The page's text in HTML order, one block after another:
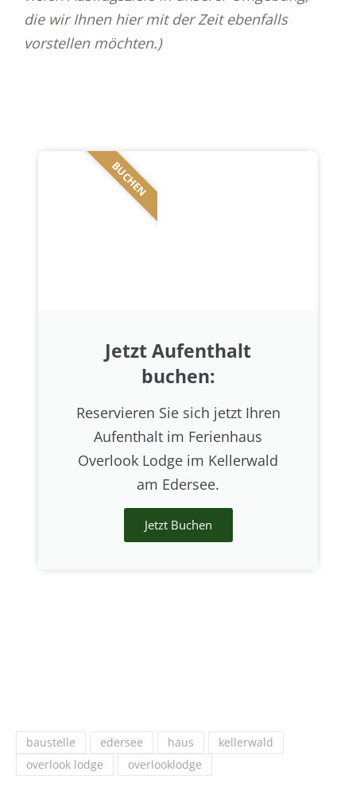
die wir Ihnen hier mit der Zeit ebenfalls
vorstellen möchten.)
Jetzt Aufenthalt
buchen:
Reservieren Sie sich jetzt Ihren
Aufenthalt im Ferienhaus
Overlook Lodge im Kellerwald
am Edersee.
Jetzt Buchen
BUCHEN
baustelle edersee haus
kellerwald
overlook lodge
overlooklodge